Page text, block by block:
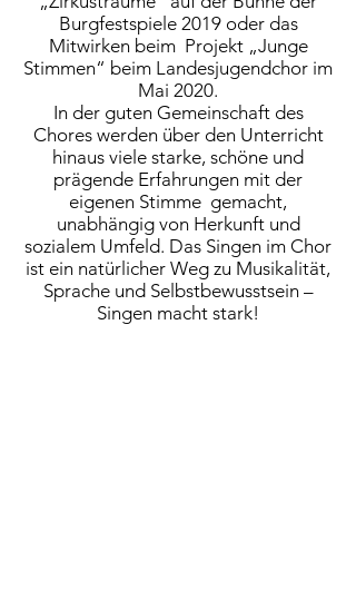
Burgfestspiele 2019 oder das
Mitwirken beim Projekt „Junge
Stimmen“ beim Landesjugendchor im
Mai 2020.
In der guten Gemeinschaft des
Chores werden über den Unterricht
hinaus viele starke, schöne und
prägende Erfahrungen mit der
eigenen Stimme gemacht,
unabhängig von Herkunft und
sozialem Umfeld. Das Singen im Chor
ist ein natürlicher Weg zu Musikalität,
Sprache und Selbstbewusstsein –
Singen macht stark!